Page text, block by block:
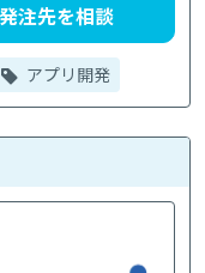
発注先を相談
アプリ開発